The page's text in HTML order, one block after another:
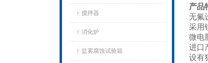
搅拌器
消化炉
盐雾腐蚀试验箱
产品
无氟
采用
微电
进口
设有